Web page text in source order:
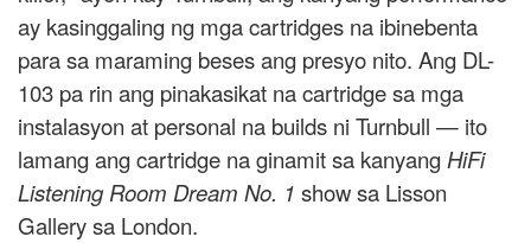
ay kasinggaling ng mga cartridges na ibinebenta
para sa maraming beses ang presyo nito. Ang DL-
103 pa rin ang pinakasikat na cartridge sa mga
instalasyon at personal na builds ni Turnbull — ito
lamang ang cartridge na ginamit sa kanyangHiFi
Listening Room Dream No. 1 show sa Lisson
Gallery sa London.